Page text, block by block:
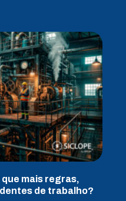
mais regras,
de trabalho?